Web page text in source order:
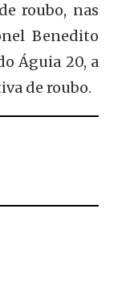
roubo, nas
Benedito
Águia 20, a
de roubo.